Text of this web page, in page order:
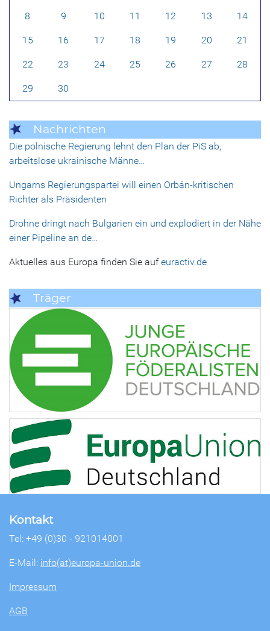
8 9 10 11 12 13 14
15 16 17 18 19 20 21
22 23 24 25 26 27 28
29 30
Nachrichten
Die polnische Regierung lehnt den Plan der PiS ab,
arbeitslose ukrainische Männe…
Ungarns Regierungspartei will einen Orbán-kritischen
Richter als Präsidenten
Drohne dringt nach Bulgarien ein und explodiert in der Nähe
einer Pipeline an de…
Aktuelles aus Europa finden Sie aufeuractiv.de
Träger
Kontakt
Tel: +49 (0)30 - 921014001
E-Mail: info(at)europa-union.de
Impressum
AGB